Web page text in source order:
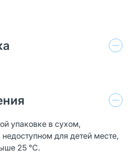
упаковке в сухом,
для детей месте,
25 °С.